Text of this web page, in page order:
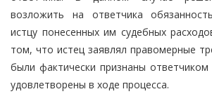
возложить на ответчика
истцу понесенных им судебных
том, что истец заявлял правомерные
были фактически признаны
удовлетворены в ходе процесса.